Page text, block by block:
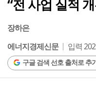
“전 사업 실적
장하은
에너지경제신문
입력
구글 검색 선호 출처로 추